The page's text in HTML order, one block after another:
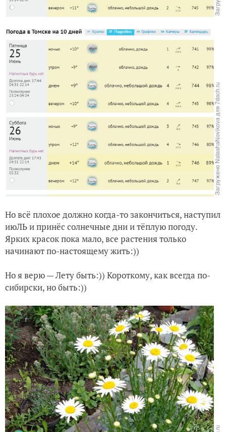
Но всё плохое должно когда-то закончиться, наступил
июЛЬ и принёс солнечные дни и тёплую погоду.
Ярких красок пока мало, все растения только
начинают по-настоящему жить:))
Но я верю — Лету быть:)) Короткому, как всегда по-
сибирски, но быть:))